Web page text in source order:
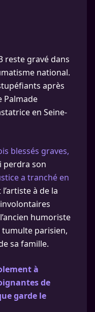
reste gravé dans
national.
après
Palmade
en Seine-
blessés graves,
perdra son
a tranché en
à de la
humoriste
tumulte parisien,
sa famille.
à
de
garde le